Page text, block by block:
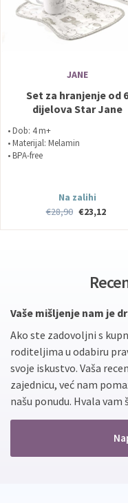
JANE
Set za hranjenje od 6
dijelova Star Jane
• Dob: 4 m+
• Materijal: Melamin
• BPA-free
Na zalihi
€28,90 €23,12
Vaše mišljenje nam je
Ako ste zadovoljni s
roditeljima u odabiru
svoje iskustvo. Vaša
zajednicu, već nam
našu ponudu. Hvala